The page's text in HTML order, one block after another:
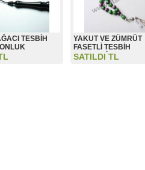
TESBİH
YAKUT VE ZÜMRÜT
FASETLİ TESBİH
(KOLEKSİYON)
SATILDI TL